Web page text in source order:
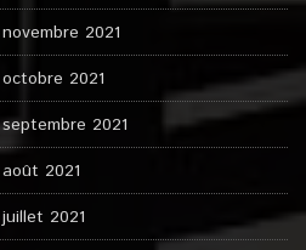
novembre 2021
octobre 2021
septembre 2021
août 2021
juillet 2021